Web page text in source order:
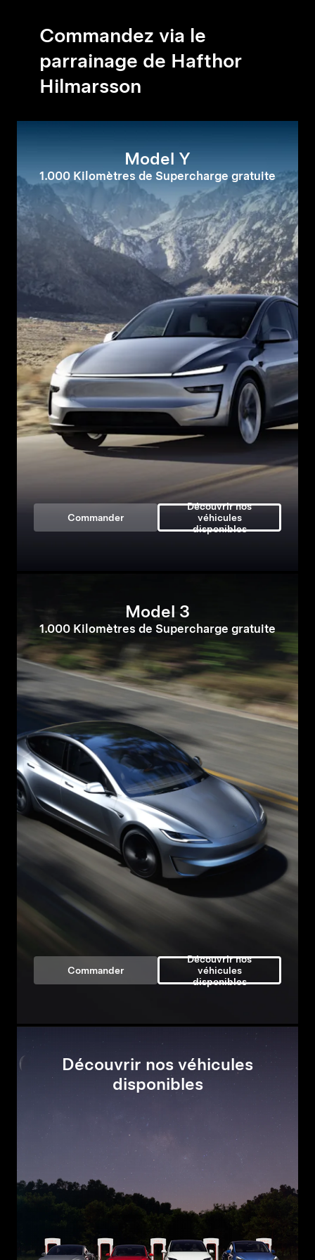
Commandez via le
parrainage de Hafthor
Hilmarsson
Model Y
1.000 Kilomètres de Supercharge gratuite
Commander
Découvrir nos
véhicules
disponibles
Model 3
1.000 Kilomètres de Supercharge gratuite
Commander
Découvrir nos
véhicules
disponibles
Découvrir nos véhicules
disponibles